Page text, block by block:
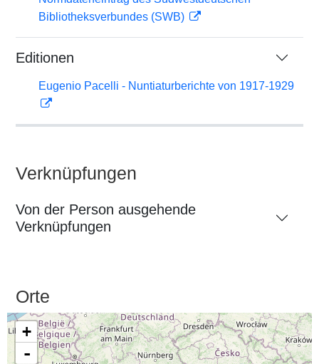
Bibliotheksverbundes (SWB)
Editionen
Eugenio Pacelli - Nuntiaturberichte von 1917-1929
Verknüpfungen
Von der Person ausgehende
Verknüpfungen
Orte
+
-